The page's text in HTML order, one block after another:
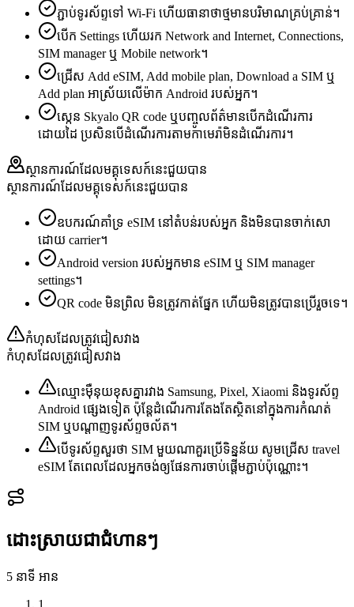
ភ្ជាប់ទូរស័ព្ទទៅ Wi‑Fi ហើយធានាថាថ្មមានបរិមាណគ្រប់គ្រាន់។
បើក Settings ហើយរក Network and Internet, Connections,
SIM manager ឬ Mobile network។
ជ្រើស Add eSIM, Add mobile plan, Download a SIM ឬ
Add plan អាស្រ័យលើម៉ាក Android របស់អ្នក។
ស្កេន Skyalo QR code ឬបញ្ចូលព័ត៌មានបើកដំណើរការ
ដោយដៃ ប្រសិនបើដំណើរការតាមកាមេរ៉ាមិនដំណើរការ។
ស្ថានការណ៍ដែលមគ្គុទេសក៍នេះជួយបាន
ស្ថានការណ៍ដែលមគ្គុទេសក៍នេះជួយបាន
ឧបករណ៍គាំទ្រ eSIM នៅតំបន់របស់អ្នក និងមិនបានចាក់សោ
ដោយ carrier។
Android version របស់អ្នកមាន eSIM ឬ SIM manager
settings។
QR code មិនព្រិល មិនត្រូវកាត់ផ្នែក ហើយមិនត្រូវបានប្រើរួចទេ។
កំហុសដែលត្រូវជៀសវាង
កំហុសដែលត្រូវជៀសវាង
ឈ្មោះម៉ឺនុយខុសគ្នារវាង Samsung, Pixel, Xiaomi និងទូរស័ព្ទ
Android ផ្សេងទៀត ប៉ុន្តែដំណើរការតែងតែស្ថិតនៅក្នុងការកំណត់
SIM ឬបណ្តាញទូរស័ព្ទចល័ត។
បើទូរស័ព្ទសួរថា SIM មួយណាគួរប្រើទិន្នន័យ សូមជ្រើស travel
eSIM តែពេលដែលអ្នកចង់ឲ្យផែនការចាប់ផ្តើមភ្ជាប់ប៉ុណ្ណោះ។
ដោះស្រាយជាជំហានៗ
5 នាទី អាន
1